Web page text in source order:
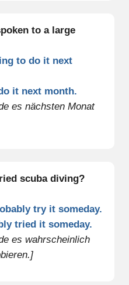
to a large
to do it next
it next month.
es nächsten Monat
scuba diving?
try it someday.
tried it someday.
es wahrscheinlich